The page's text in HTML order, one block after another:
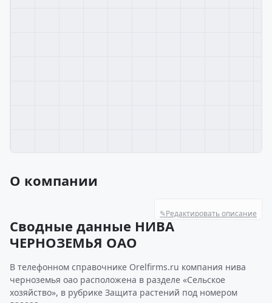
О компании
✎Редактировать описание
Сводные данные НИВА
ЧЕРНОЗЕМЬЯ ОАО
В телефонном справочнике Orelfirms.ru компания нива
черноземья оао расположена в разделе «Сельское
хозяйство», в рубрике Защита растений под номером